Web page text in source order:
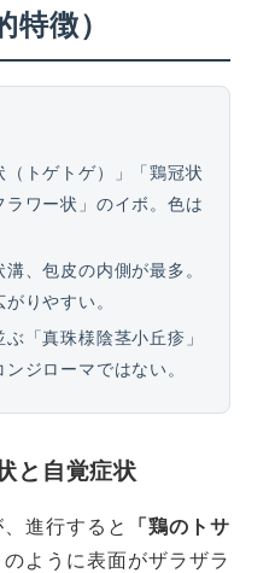
徴）
（トゲトゲ）」「鶏冠状
ラワー状」のイボ。色は
、包皮の内側が最多。
りやすい。
「真珠様陰茎小丘疹」
ジローマではない。
と自覚症状
進行すると 「鶏のトサ
のように表面がザラザラ